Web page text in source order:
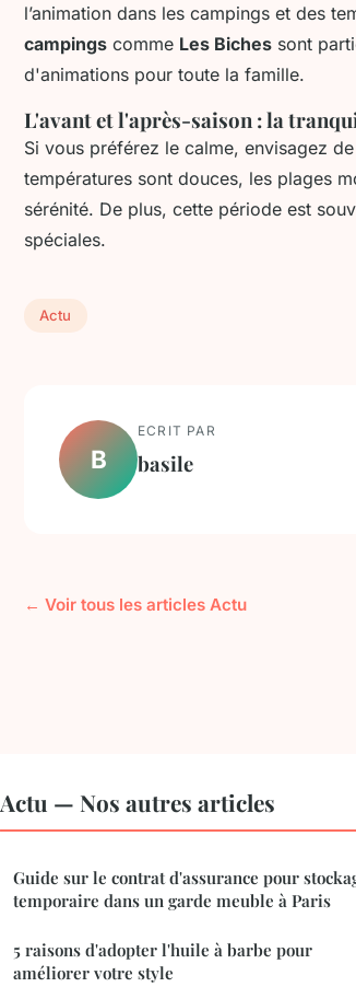
l’animation dans les campings et des
campings comme Les Biches sont
d'animations pour toute la famille.
L'avant et l'après-saison : la
Si vous préférez le calme, envisagez
températures sont douces, les plages
sérénité. De plus, cette période est
spéciales.
Actu
B
ECRIT PAR
basile
← Voir tous les articles Actu
Actu — Nos autres articles
Guide sur le contrat d'assurance pour
temporaire dans un garde meuble à Paris
5 raisons d'adopter l'huile à barbe pour
améliorer votre style